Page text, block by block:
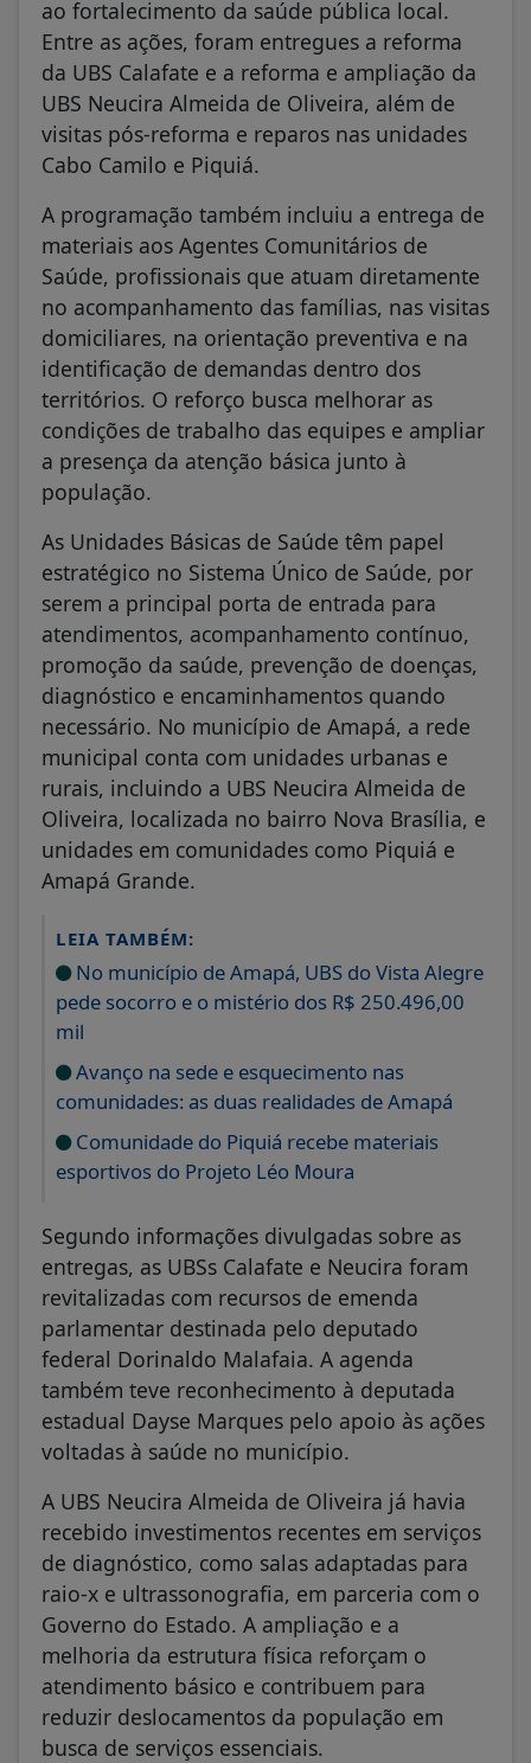
ao fortalecimento da saúde pública local.
Entre as ações, foram entregues a reforma
da UBS Calafate e a reforma e ampliação da
UBS Neucira Almeida de Oliveira, além de
visitas pós-reforma e reparos nas unidades
Cabo Camilo e Piquiá.
A programação também incluiu a entrega de
materiais aos Agentes Comunitários de
Saúde, profissionais que atuam diretamente
no acompanhamento das famílias, nas visitas
domiciliares, na orientação preventiva e na
identificação de demandas dentro dos
territórios. O reforço busca melhorar as
condições de trabalho das equipes e ampliar
a presença da atenção básica junto à
população.
As Unidades Básicas de Saúde têm papel
estratégico no Sistema Único de Saúde, por
serem a principal porta de entrada para
atendimentos, acompanhamento contínuo,
promoção da saúde, prevenção de doenças,
diagnóstico e encaminhamentos quando
necessário. No município de Amapá, a rede
municipal conta com unidades urbanas e
rurais, incluindo a UBS Neucira Almeida de
Oliveira, localizada no bairro Nova Brasília, e
unidades em comunidades como Piquiá e
Amapá Grande.
LEIA TAMBÉM:
No município de Amapá, UBS do Vista Alegre
pede socorro e o mistério dos R$ 250.496,00
mil
Avanço na sede e esquecimento nas
comunidades: as duas realidades de Amapá
Comunidade do Piquiá recebe materiais
esportivos do Projeto Léo Moura
Segundo informações divulgadas sobre as
entregas, as UBSs Calafate e Neucira foram
revitalizadas com recursos de emenda
parlamentar destinada pelo deputado
federal Dorinaldo Malafaia. A agenda
também teve reconhecimento à deputada
estadual Dayse Marques pelo apoio às ações
voltadas à saúde no município.
A UBS Neucira Almeida de Oliveira já havia
recebido investimentos recentes em serviços
de diagnóstico, como salas adaptadas para
raio-x e ultrassonografia, em parceria com o
Governo do Estado. A ampliação e a
melhoria da estrutura física reforçam o
atendimento básico e contribuem para
reduzir deslocamentos da população em
busca de serviços essenciais.